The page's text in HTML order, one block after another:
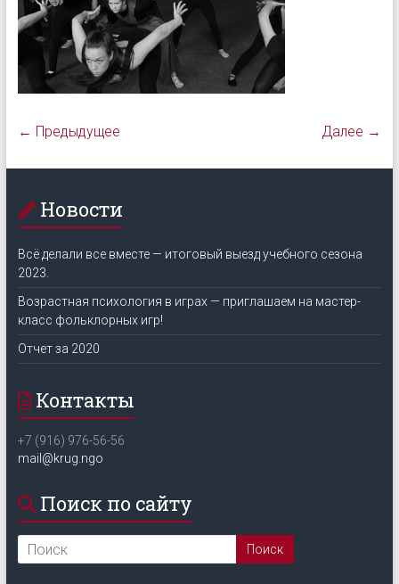
← Предыдущее Далее →
Новости
Всё делали все вместе — итоговый выезд учебного сезона
2023.
Возрастная психология в играх — приглашаем на мастер-
класс фольклорных игр!
Отчет за 2020
Контакты
+7 (916) 976-56-56
mail@krug.ngo
Поиск по сайту